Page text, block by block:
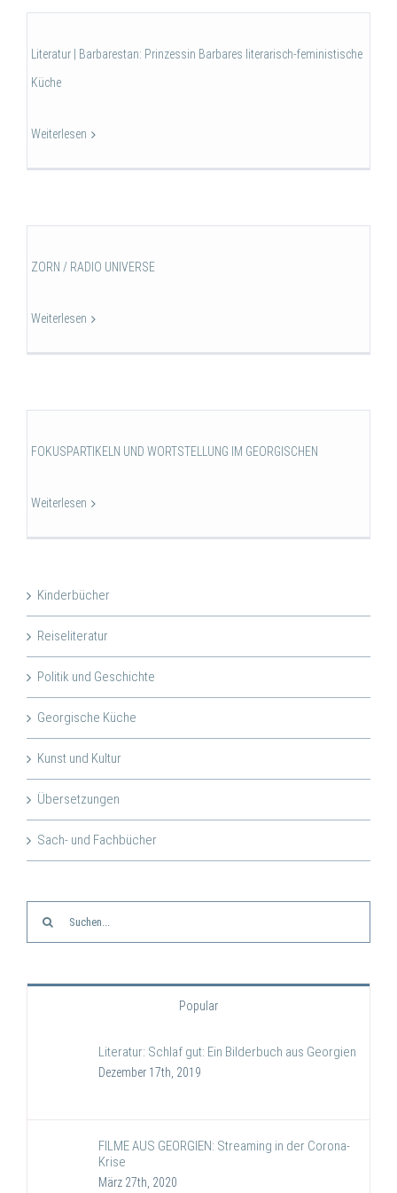
Literatur | Barbarestan: Prinzessin Barbares literarisch-feministische
Küche
Weiterlesen
ZORN / RADIO UNIVERSE
Weiterlesen
FOKUSPARTIKELN UND WORTSTELLUNG IM GEORGISCHEN
Weiterlesen
Kinderbücher
Reiseliteratur
Politik und Geschichte
Georgische Küche
Kunst und Kultur
Übersetzungen
Sach- und Fachbücher
nach:
Popular
Literatur: Schlaf gut: Ein Bilderbuch aus Georgien
Dezember 17th, 2019
FILME AUS GEORGIEN: Streaming in der Corona-
Krise
März 27th, 2020